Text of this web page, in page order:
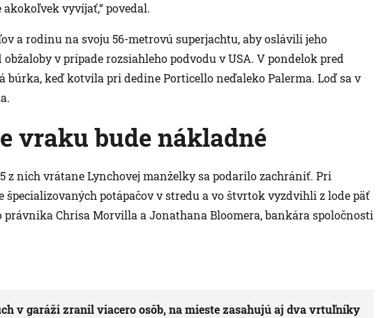
vyvíjať,“ povedal.
a rodinu na svoju 56-metrovú superjachtu, aby oslávili jeho
v prípade rozsiahleho podvodu v USA. V pondelok pred
búrka, keď kotvila pri dedine Porticello neďaleko Palerma. Loď sa v
vraku bude nákladné
z nich vrátane Lynchovej manželky sa podarilo zachrániť. Pri
špecializovaných potápačov v stredu a vo štvrtok vyzdvihli z lode päť
právnika Chrisa Morvilla a Jonathana Bloomera, bankára spoločnosti
v garáži zranil viacero osôb, na mieste zasahujú aj dva vrtuľníky